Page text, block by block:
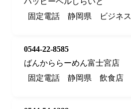
固定電話
静岡県 ビジネス
0544-22-8585
ばんかららーめん富士宮店
固定電話
静岡県 飲食店